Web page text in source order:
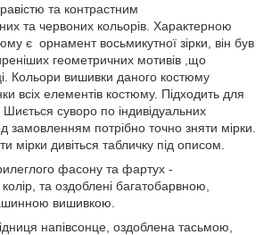
та контрастним
та червоних кольорів. Характерною
є орнамент восьмикутної зірки, він був
геометричних мотивів ,що
Кольори вишивки даного костюму
всіх елементів костюму. Підходить для
Шиється суворо по індивідуальних
замовленням потрібно точно зняти мірки.
мірки дивіться табличку під описом.
фасону та фартух -
та оздоблені багатобарвною,
вишивкою.
напівсонце, оздоблена тасьмою,